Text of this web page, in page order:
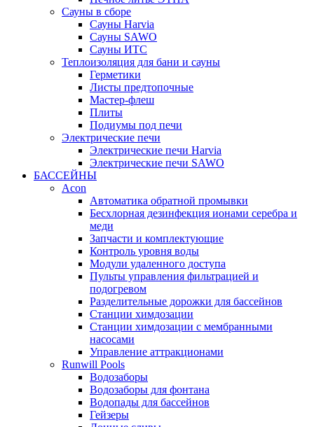
Сауны в сборе
Cауны Harvia
Сауны SAWO
Сауны ИТС
Теплоизоляция для бани и сауны
Герметики
Листы предтопочные
Мастер-флеш
Плиты
Подиумы под печи
Электрические печи
Электрические печи Harvia
Электрические печи SAWO
БАССЕЙНЫ
Acon
Автоматика обратной промывки
Беcхлорная дезинфекция ионами серебра и
меди
Запчасти и комплектующие
Контроль уровня воды
Модули удаленного доступа
Пульты управления фильтрацией и
подогревом
Разделительные дорожки для бассейнов
Станции химдозации
Станции химдозации с мембранными
насосами
Управление аттракционами
Runwill Pools
Водозаборы
Водозаборы для фонтана
Водопады для бассейнов
Гейзеры